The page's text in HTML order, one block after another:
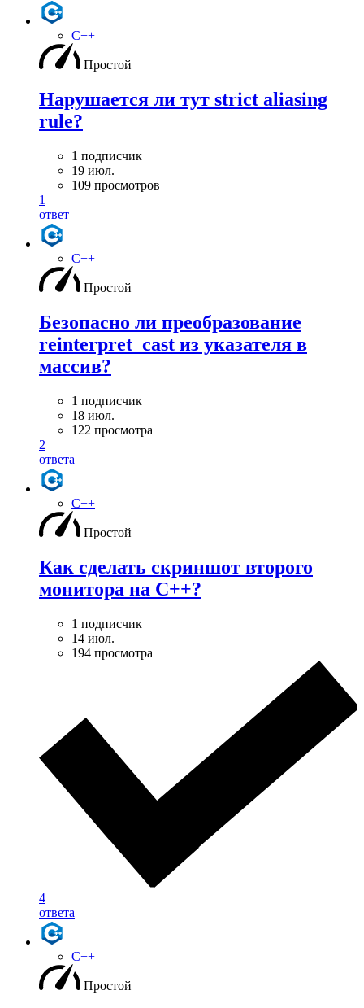
C++
Простой
Нарушается ли тут strict aliasing
rule?
1 подписчик
19 июл.
109 просмотров
1
ответ
C++
Простой
Безопасно ли преобразование
reinterpret_cast из указателя в
массив?
1 подписчик
18 июл.
122 просмотра
2
ответа
C++
Простой
Как сделать скриншот второго
монитора на С++?
1 подписчик
14 июл.
194 просмотра
4
ответа
C++
Простой